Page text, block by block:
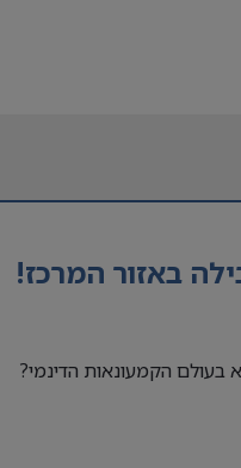
באזור המרכז!
הקמעונאות הדינמי?